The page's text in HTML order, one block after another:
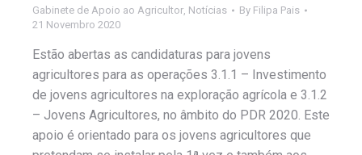
Gabinete de Apoio ao Agricultor, Notícias By Filipa Pais
21 Novembro 2020
Estão abertas as candidaturas para jovens
agricultores para as operações 3.1.1 – Investimento
de jovens agricultores na exploração agrícola e 3.1.2
– Jovens Agricultores, no âmbito do PDR 2020. Este
apoio é orientado para os jovens agricultores que